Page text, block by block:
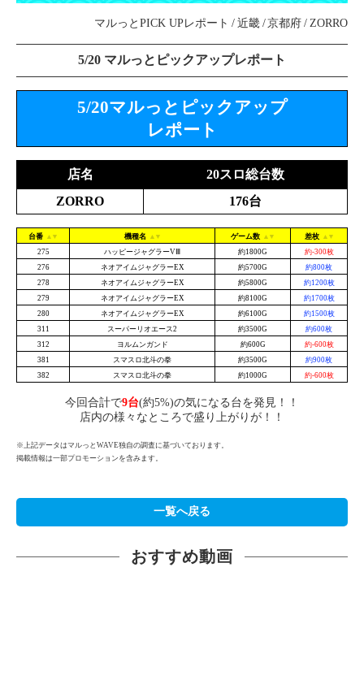
マルっとPICK UPレポート 近畿 京都府 ZORRO
5/20 マルっとピックアップレポート
5/20マルっとピックアップ
レポート
店名
20スロ総台数
ZORRO
176台
台番 機種名 ゲーム数
差枚
275
ハッピージャグラーVⅢ 約1800G
約-300枚
276
ネオアイムジャグラーEX 約5700G
約800枚
278
ネオアイムジャグラーEX 約5800G
約1200枚
279
ネオアイムジャグラーEX 約8100G
約1700枚
280
ネオアイムジャグラーEX 約6100G
約1500枚
311
スーパーリオエース2 約3500G
約600枚
312
ヨルムンガンド 約600G
約-600枚
381
スマスロ北斗の拳 約3500G
約900枚
382
スマスロ北斗の拳 約1000G 約-600枚
今回合計で9台(約5%)の気になる台を発見！！
店内の様々なところで盛り上がりが！！
※上記データはマルっとWAVE独自の調査に基づいております。
掲載情報は一部プロモーションを含みます。
一覧へ戻る
おすすめ動画